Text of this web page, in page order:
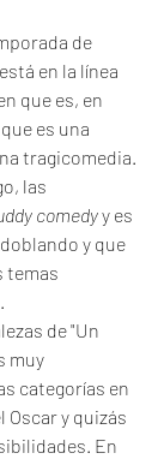
de
en la línea
que es, en
es una
tragicomedia.
las
comedy y es
y que
temas
de "Un
muy
categorías en
Oscar y quizás
En